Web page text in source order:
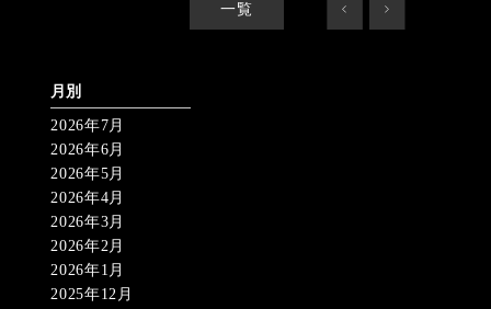
一覧 < >
月別
2026年7月
2026年6月
2026年5月
2026年4月
2026年3月
2026年2月
2026年1月
2025年12月